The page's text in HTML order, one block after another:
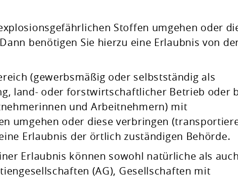
Stoffen umgehen oder
benötigen Sie hierzu eine Erlaubnis von
(gewerbsmäßig oder selbstständig als
land- oder forstwirtschaftlicher Betrieb oder
und Arbeitnehmern) mit
umgehen oder diese verbringen
Erlaubnis der örtlich zuständigen Behörde.
Erlaubnis können sowohl natürliche als a
(AG), Gesellschaften mit